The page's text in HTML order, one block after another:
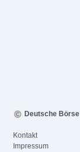
Deutsche Börse
Kontakt
Impressum